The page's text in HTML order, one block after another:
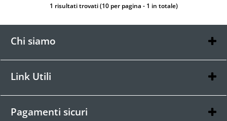
1 risultati trovati (10 per pagina - 1 in totale)
Chi siamo
Link Utili
Pagamenti sicuri